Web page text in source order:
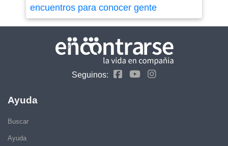
encuentros para conocer gente
Seguinos:
Ayuda
Buscar
Ayuda